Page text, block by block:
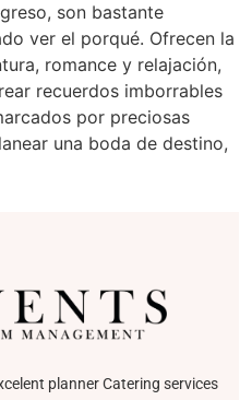
son bastante
ver el porqué. Ofrecen la
romance y relajación,
recuerdos imborrables
por preciosas
una boda de destino,
planner Catering services